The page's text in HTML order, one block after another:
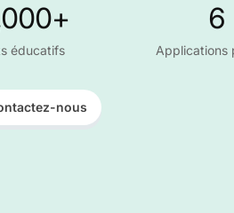
éducatifs
6
Applications
nous